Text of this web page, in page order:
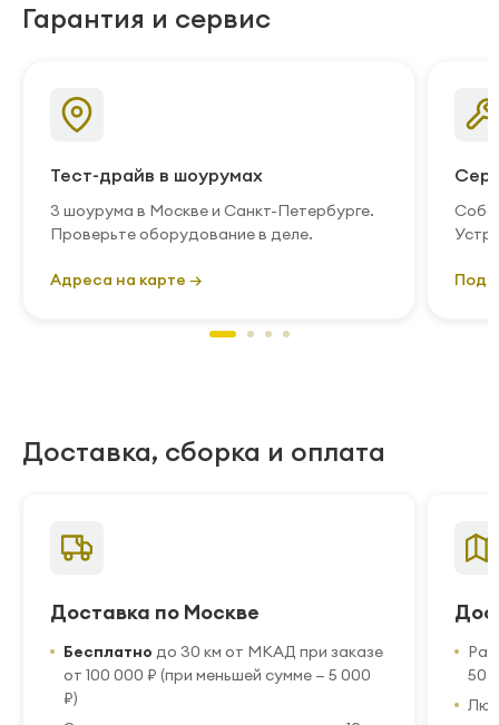
Гарантия и сервис
Тест-драйв в шоурумах
3 шоурума в Москве и Санкт-Петербурге.
Проверьте оборудование в деле.
Адреса на карте →
Доставка, сборка и оплата
Доставка по Москве
Бесплатно до 30 км от МКАД при заказе
от 100 000 ₽ (при меньшей сумме — 5 000
₽)
50